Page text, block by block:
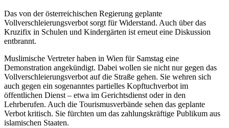
Das von der österreichischen Regierung geplante
Vollverschleierungsverbot sorgt für Widerstand. Auch über das
Kruzifix in Schulen und Kindergärten ist erneut eine Diskussion
entbrannt.
Muslimische Vertreter haben in Wien für Samstag eine
Demonstration angekündigt. Dabei wollen sie nicht nur gegen das
Vollverschleierungsverbot auf die Straße gehen. Sie wehren sich
auch gegen ein sogenanntes partielles Kopftuchverbot im
öffentlichen Dienst – etwa im Gerichtsdienst oder in den
Lehrberufen. Auch die Tourismusverbände sehen das geplante
Verbot kritisch. Sie fürchten um das zahlungskräftige Publikum aus
islamischen Staaten.